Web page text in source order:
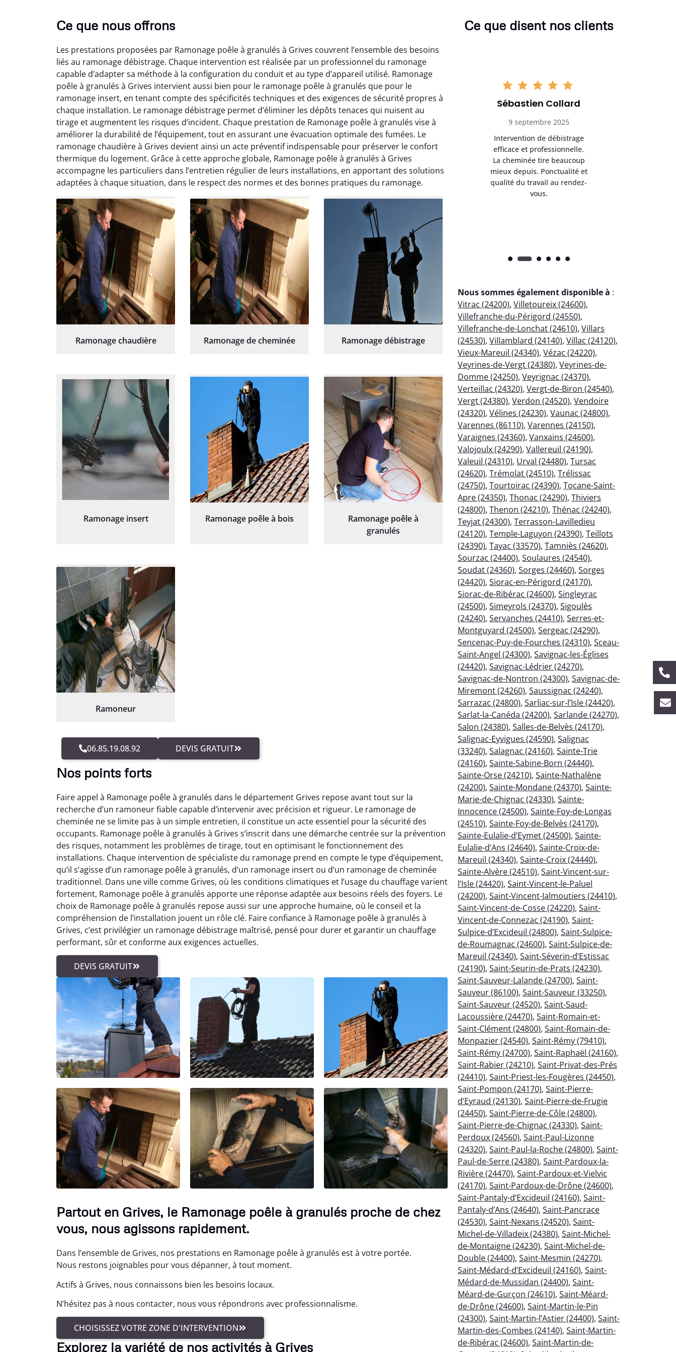
Ce que nous offrons
Les prestations proposées par Ramonage poêle à granulés à Grives couvrent l’ensemble des besoins
liés au ramonage débistrage. Chaque intervention est réalisée par un professionnel du ramonage
capable d’adapter sa méthode à la configuration du conduit et au type d’appareil utilisé. Ramonage
poêle à granulés à Grives intervient aussi bien pour le ramonage poêle à granulés que pour le
ramonage insert, en tenant compte des spécificités techniques et des exigences de sécurité propres à
chaque installation. Le ramonage débistrage permet d’éliminer les dépôts tenaces qui nuisent au
tirage et augmentent les risques d’incident. Chaque prestation de Ramonage poêle à granulés vise à
améliorer la durabilité de l’équipement, tout en assurant une évacuation optimale des fumées. Le
ramonage chaudière à Grives devient ainsi un acte préventif indispensable pour préserver le confort
thermique du logement. Grâce à cette approche globale, Ramonage poêle à granulés à Grives
accompagne les particuliers dans l’entretien régulier de leurs installations, en apportant des solutions
adaptées à chaque situation, dans le respect des normes et des bonnes pratiques du ramonage.
Ramonage chaudière Ramonage de cheminée Ramonage débistrage
Ramonage insert Ramonage poêle à bois
Ramonage poêle à
granulés
Ramoneur
06.85.19.08.92 DEVIS GRATUIT
Nos points forts
Faire appel à Ramonage poêle à granulés dans le département Grives repose avant tout sur la
recherche d’un ramoneur fiable capable d’intervenir avec précision et rigueur. Le ramonage de
cheminée ne se limite pas à un simple entretien, il constitue un acte essentiel pour la sécurité des
occupants. Ramonage poêle à granulés à Grives s’inscrit dans une démarche centrée sur la prévention
des risques, notamment les problèmes de tirage, tout en optimisant le fonctionnement des
installations. Chaque intervention de spécialiste du ramonage prend en compte le type d’équipement,
qu’il s’agisse d’un ramonage poêle à granulés, d’un ramonage insert ou d’un ramonage de cheminée
traditionnel. Dans une ville comme Grives, où les conditions climatiques et l’usage du chauffage varient
fortement, Ramonage poêle à granulés apporte une réponse adaptée aux besoins réels des foyers. Le
choix de Ramonage poêle à granulés repose aussi sur une approche humaine, où le conseil et la
compréhension de l’installation jouent un rôle clé. Faire confiance à Ramonage poêle à granulés à
Grives, c’est privilégier un ramonage débistrage maîtrisé, pensé pour durer et garantir un chauffage
performant, sûr et conforme aux exigences actuelles.
DEVIS GRATUIT
Partout en Grives, le Ramonage poêle à granulés proche de chez
vous, nous agissons rapidement.
Dans l’ensemble de Grives, nos prestations en Ramonage poêle à granulés est à votre portée.
Nous restons joignables pour vous dépanner, à tout moment.
Actifs à Grives, nous connaissons bien les besoins locaux.
N’hésitez pas à nous contacter, nous vous répondrons avec professionnalisme.
CHOISISSEZ VOTRE ZONE D'INTERVENTION
Explorez la variété de nos activités à Grives
Ce que disent nos clients
Loïc Marchand
24 janvier 2026
Très bon travail de
débistrage et ramonage.
Cheminée parfaitement
nettoyée et fonctionnement
nettement amélioré. Je
hésitation.
Claire Vautrin
21 juin 2025
Ramonage très bien réalisé,
travail propre et soigné.
Toutes les explications ont
été claires et le conduit a été
laissé impeccable. Service
Sébastien Collard
9 septembre 2025
Intervention de débistrage
efficace et professionnelle.
La cheminée tire beaucoup
mieux depuis. Ponctualité et
qualité du travail au rendez-
vous.
Nous sommes également disponible à :
Vitrac (24200), Villetoureix (24600),
Villefranche-du-Périgord (24550),
Villefranche-de-Lonchat (24610), Villars
(24530), Villamblard (24140), Villac (24120),
Vieux-Mareuil (24340), Vézac (24220),
Veyrines-de-Vergt (24380), Veyrines-de-
Domme (24250), Veyrignac (24370),
Verteillac (24320), Vergt-de-Biron (24540),
Vergt (24380), Verdon (24520), Vendoire
(24320), Vélines (24230), Vaunac (24800),
Varennes (86110), Varennes (24150),
Varaignes (24360), Vanxains (24600),
Valojoulx (24290), Vallereuil (24190),
Valeuil (24310), Urval (24480), Tursac
(24620), Trémolat (24510), Trélissac
(24750), Tourtoirac (24390), Tocane-Saint-
Apre (24350), Thonac (24290), Thiviers
(24800), Thenon (24210), Thénac (24240),
Teyjat (24300), Terrasson-Lavilledieu
(24120), Temple-Laguyon (24390), Teillots
(24390), Tayac (33570), Tamniès (24620),
Sourzac (24400), Soulaures (24540),
Soudat (24360), Sorges (24460), Sorges
(24420), Siorac-en-Périgord (24170),
Siorac-de-Ribérac (24600), Singleyrac
(24500), Simeyrols (24370), Sigoulès
(24240), Servanches (24410), Serres-et-
Montguyard (24500), Sergeac (24290),
Sencenac-Puy-de-Fourches (24310), Sceau-
Saint-Angel (24300), Savignac-les-Églises
(24420), Savignac-Lédrier (24270),
Savignac-de-Nontron (24300), Savignac-de-
Miremont (24260), Saussignac (24240),
Sarrazac (24800), Sarliac-sur-l’Isle (24420),
Sarlat-la-Canéda (24200), Sarlande (24270),
Salon (24380), Salles-de-Belvès (24170),
Salignac-Eyvigues (24590), Salignac
(33240), Salagnac (24160), Sainte-Trie
(24160), Sainte-Sabine-Born (24440),
Sainte-Orse (24210), Sainte-Nathalène
(24200), Sainte-Mondane (24370), Sainte-
Marie-de-Chignac (24330), Sainte-
Innocence (24500), Sainte-Foy-de-Longas
(24510), Sainte-Foy-de-Belvès (24170),
Sainte-Eulalie-d’Eymet (24500), Sainte-
Eulalie-d’Ans (24640), Sainte-Croix-de-
Mareuil (24340), Sainte-Croix (24440),
Sainte-Alvère (24510), Saint-Vincent-sur-
l’Isle (24420), Saint-Vincent-le-Paluel
(24200), Saint-Vincent-Jalmoutiers (24410),
Saint-Vincent-de-Cosse (24220), Saint-
Vincent-de-Connezac (24190), Saint-
Sulpice-d’Excideuil (24800), Saint-Sulpice-
de-Roumagnac (24600), Saint-Sulpice-de-
Mareuil (24340), Saint-Séverin-d’Estissac
(24190), Saint-Seurin-de-Prats (24230),
Saint-Sauveur-Lalande (24700), Saint-
Sauveur (86100), Saint-Sauveur (33250),
Saint-Sauveur (24520), Saint-Saud-
Lacoussière (24470), Saint-Romain-et-
Saint-Clément (24800), Saint-Romain-de-
Monpazier (24540), Saint-Rémy (79410),
Saint-Rémy (24700), Saint-Raphaël (24160),
Saint-Rabier (24210), Saint-Privat-des-Prés
(24410), Saint-Priest-les-Fougères (24450),
Saint-Pompon (24170), Saint-Pierre-
d’Eyraud (24130), Saint-Pierre-de-Frugie
(24450), Saint-Pierre-de-Côle (24800),
Saint-Pierre-de-Chignac (24330), Saint-
Perdoux (24560), Saint-Paul-Lizonne
(24320), Saint-Paul-la-Roche (24800), Saint-
Paul-de-Serre (24380), Saint-Pardoux-la-
Rivière (24470), Saint-Pardoux-et-Vielvic
(24170), Saint-Pardoux-de-Drône (24600),
Saint-Pantaly-d’Excideuil (24160), Saint-
Pantaly-d’Ans (24640), Saint-Pancrace
(24530), Saint-Nexans (24520), Saint-
Michel-de-Villadeix (24380), Saint-Michel-
de-Montaigne (24230), Saint-Michel-de-
Double (24400), Saint-Mesmin (24270),
Saint-Médard-d’Excideuil (24160), Saint-
Médard-de-Mussidan (24400), Saint-
Méard-de-Gurçon (24610), Saint-Méard-
de-Drône (24600), Saint-Martin-le-Pin
(24300), Saint-Martin-l’Astier (24400), Saint-
Martin-des-Combes (24140), Saint-Martin-
de-Ribérac (24600), Saint-Martin-de-